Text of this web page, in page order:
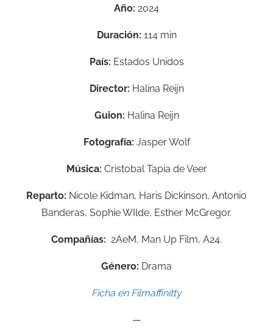
Año: 2024
Duración: 114 min
País: Estados Unidos
Director: Halina Reijn
Guion: Halina Reijn
Fotografía: Jasper Wolf
Música: Cristobal Tapia de Veer
Reparto: Nicole Kidman, Haris Dickinson, Antonio
Banderas, Sophie WIlde, Esther McGregor.
Compañías: 2AeM, Man Up Film, A24.
Género: Drama
Ficha en Filmaffinitty
—